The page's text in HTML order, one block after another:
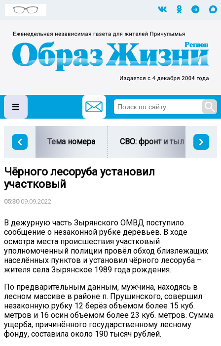
Тема номера СВО: фронт и тыл
Чёрного лесоруба установил
участковый
05:3009.09.2022
В дежурную часть Зырянского ОМВД поступило
сообщение о незаконной рубке деревьев. В ходе
осмотра места происшествия участковый
уполномоченный полиции провёл обход близлежащих
населённых пунктов и установил чёрного лесоруба –
жителя села Зырянское 1989 года рождения.
По предварительным данным, мужчина, находясь в
лесном массиве в районе п. Прушинского, совершил
незаконную рубку 12 берёз объёмом более 15 куб.
метров и 16 осин объёмом более 23 куб. метров. Сумма
ущерба, причинённого государственному лесному
фонду, составила около 190 тысяч рублей.